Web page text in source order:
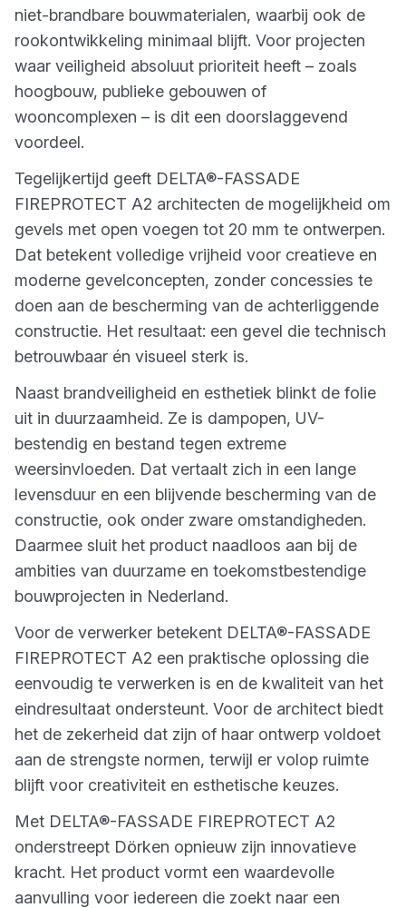
niet-brandbare bouwmaterialen, waarbij ook de
rookontwikkeling minimaal blijft. Voor projecten
waar veiligheid absoluut prioriteit heeft – zoals
hoogbouw, publieke gebouwen of
wooncomplexen – is dit een doorslaggevend
voordeel.
Tegelijkertijd geeft DELTA®-FASSADE
FIREPROTECT A2 architecten de mogelijkheid om
gevels met open voegen tot 20 mm te ontwerpen.
Dat betekent volledige vrijheid voor creatieve en
moderne gevelconcepten, zonder concessies te
doen aan de bescherming van de achterliggende
constructie. Het resultaat: een gevel die technisch
betrouwbaar én visueel sterk is.
Naast brandveiligheid en esthetiek blinkt de folie
uit in duurzaamheid. Ze is dampopen, UV-
bestendig en bestand tegen extreme
weersinvloeden. Dat vertaalt zich in een lange
levensduur en een blijvende bescherming van de
constructie, ook onder zware omstandigheden.
Daarmee sluit het product naadloos aan bij de
ambities van duurzame en toekomstbestendige
bouwprojecten in Nederland.
Voor de verwerker betekent DELTA®-FASSADE
FIREPROTECT A2 een praktische oplossing die
eenvoudig te verwerken is en de kwaliteit van het
eindresultaat ondersteunt. Voor de architect biedt
het de zekerheid dat zijn of haar ontwerp voldoet
aan de strengste normen, terwijl er volop ruimte
blijft voor creativiteit en esthetische keuzes.
Met DELTA®-FASSADE FIREPROTECT A2
onderstreept Dörken opnieuw zijn innovatieve
kracht. Het product vormt een waardevolle
aanvulling voor iedereen die zoekt naar een